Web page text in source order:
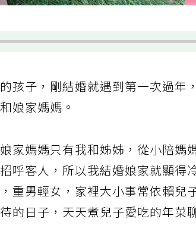
孩子，剛結婚就遇到第一次過年
娘家媽媽。
家媽媽只有我和姊姊，從小陪媽
呼客人，所以我結婚娘家就顯得
重男輕女，家裡大小事常依賴兒
的日子，天天煮兒子愛吃的年菜